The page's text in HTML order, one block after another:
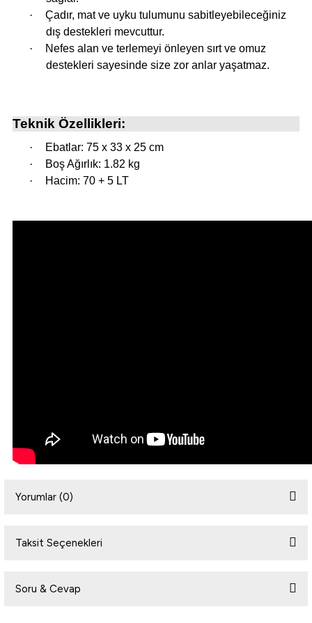
·
Çadır, mat ve uyku tulumunu sabitleyebileceğiniz
dış destekleri mevcuttur.
·
Nefes alan ve terlemeyi önleyen sırt ve omuz
destekleri sayesinde size zor anlar yaşatmaz.
Teknik Özellikleri:
·
Ebatlar: 75 x 33 x 25 cm
·
Boş Ağırlık: 1.82 kg
·
Hacim: 70 + 5 LT
Yorumlar (0)
Taksit Seçenekleri
Soru & Cevap